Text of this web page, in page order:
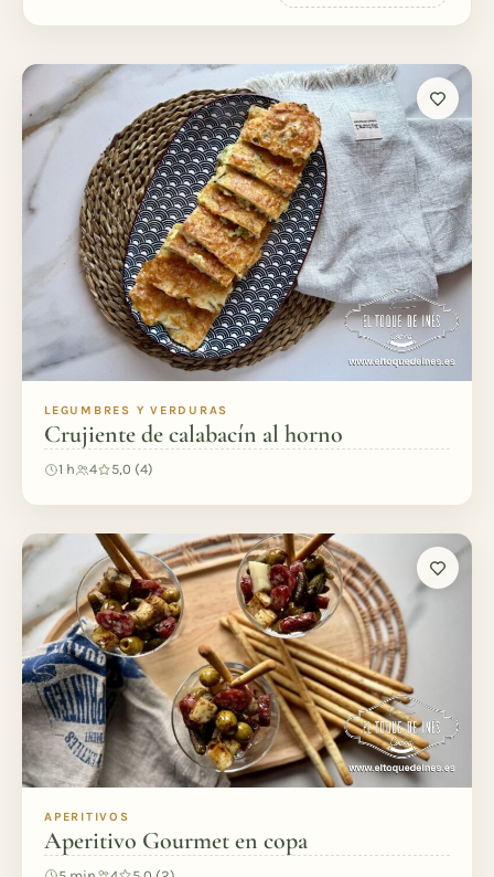
LEGUMBRES Y VERDURAS
Crujiente de calabacín al horno
1 h 4 5,0 (4)
APERITIVOS
Aperitivo Gourmet en copa